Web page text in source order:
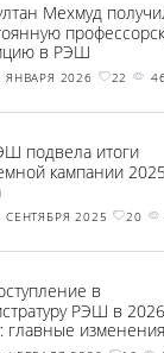
Мехмуд
в РЭШ
ЯНВАРЯ 2026 22
подвела итоги
кампании 2025
СЕНТЯБРЯ 2025 20
в
РЭШ в 2026
главные изменения